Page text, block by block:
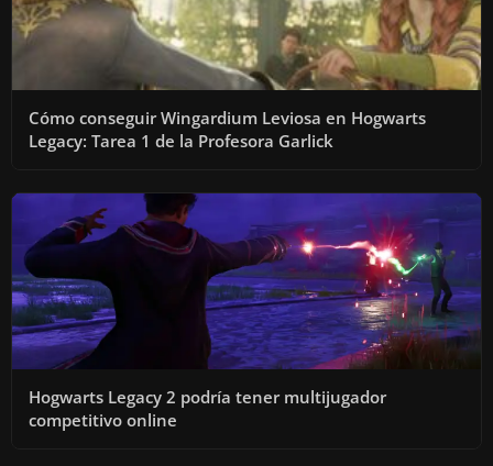
Cómo conseguir Wingardium Leviosa en Hogwarts
Legacy: Tarea 1 de la Profesora Garlick
Hogwarts Legacy 2 podría tener multijugador
competitivo online